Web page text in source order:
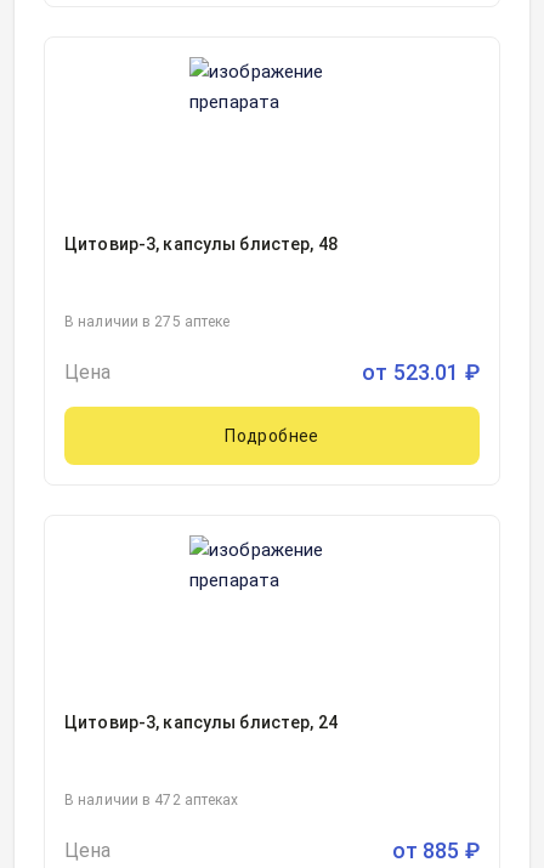
Цитовир-3, капсулы блистер, 48
В наличии в 275 аптеке
Цена от 523.01 ₽
Подробнее
Цитовир-3, капсулы блистер, 24
В наличии в 472 аптеках
Цена от 885 ₽